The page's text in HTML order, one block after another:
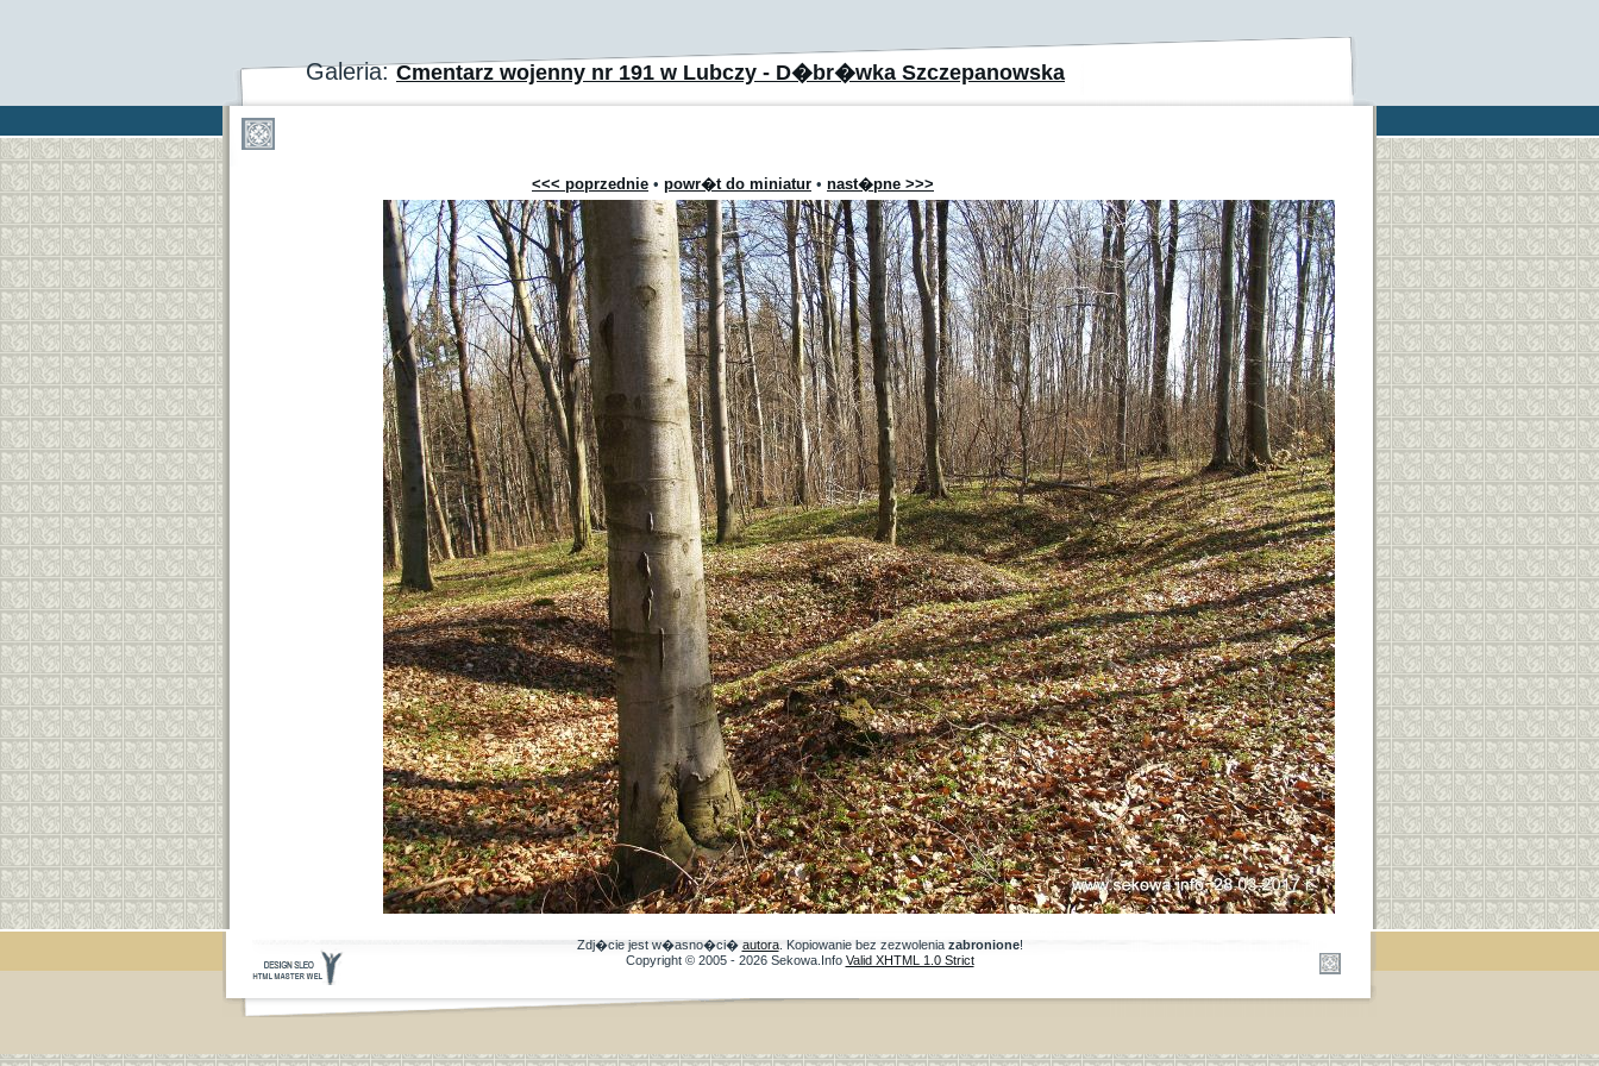
Galeria:Cmentarz wojenny nr 191 w Lubczy - D�br�wka Szczepanowska
<<< poprzednie • powr�t do miniatur • nast�pne >>>
Zdj�cie jest w�asno�ci� autora. Kopiowanie bez zezwolenia zabronione!
Copyright © 2005 - 2026 Sekowa.Info Valid XHTML 1.0 Strict